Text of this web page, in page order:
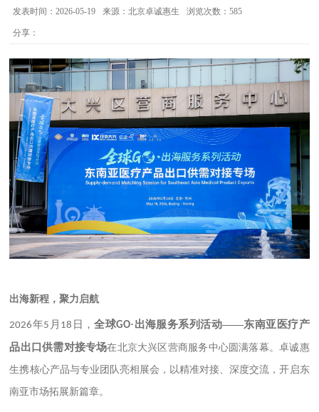
发表时间：2026-05-19 来源：北京卓诚惠生 浏览次数：585
分享：
出海新程，聚力启航
2026年5 月 18 日，全球GO·出海服务系列活动——东南亚医疗产
品出口供需对接专场在北京大兴区营商服务中心圆满落幕。卓诚惠
生携核心产品与专业团队亮相展会，以精准对接、深度交流，开启东
南亚市场拓展新篇章。